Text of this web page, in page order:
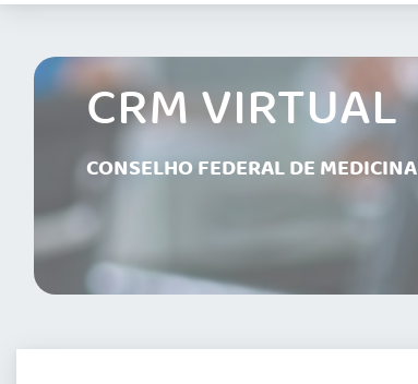
CRM VIRTUAL
CONSELHO FEDERAL DE MEDICINA